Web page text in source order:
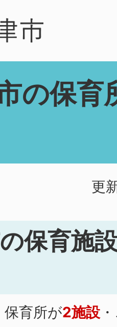
の保育
更
保育施
保育所が2施設